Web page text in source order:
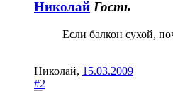
Николай Гость
Если балкон сухой,
Николай, 15.03.2009
#2